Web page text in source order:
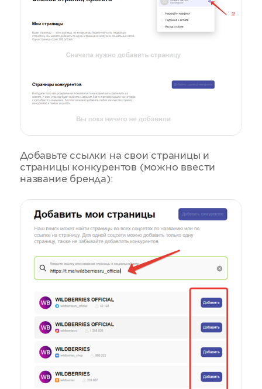
Добавьте ссылки на свои страницы и
страницы конкурентов (можно ввести
название бренда):